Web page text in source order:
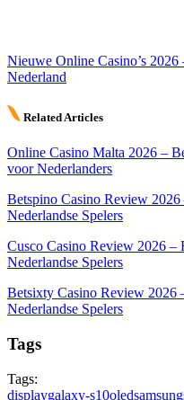
Nieuwe Online Casino’s
Nederland
Related Articles
Online Casino Malta 2026 –
voor Nederlanders
Betspino Casino Review
Nederlandse Spelers
Cusco Casino Review 2026
Nederlandse Spelers
Betsixty Casino Review 2026
Nederlandse Spelers
Tags
Tags:
displaygalaxy-s10oledsamsung